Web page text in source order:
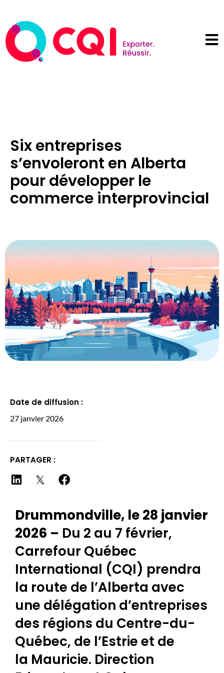
Six entreprises
s’envoleront en Alberta
pour développer le
commerce interprovincial
Date de diffusion :
27 janvier 2026
PARTAGER :
Drummondville, le 28 janvier
2026 – Du 2 au 7 février,
Carrefour Québec
International (CQI) prendra
la route de l’Alberta avec
une délégation d’entreprises
des régions du Centre-du-
Québec, de l’Estrie et de
la Mauricie. Direction